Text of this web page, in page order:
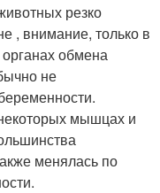
резко
, внимание, только в
обмена
не
мышцах и
менялась по